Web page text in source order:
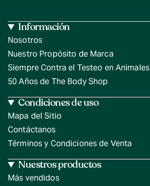
Información
Nosotros
Nuestro Propósito de Marca
Siempre Contra el Testeo en Animales
50 Años de The Body Shop
Condiciones de uso
Mapa del Sitio
Contáctanos
Términos y Condiciones de Venta
Nuestros productos
Más vendidos